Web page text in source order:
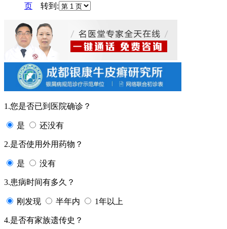
页 转到:
1.您是否已到医院确诊？
是 还没有
2.是否使用外用药物？
是 没有
3.患病时间有多久？
刚发现 半年内 1年以上
4.是否有家族遗传史？